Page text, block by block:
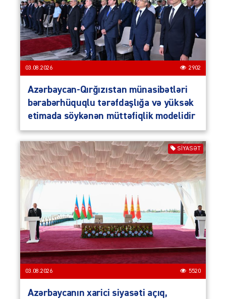
03.08.2026 2902
Azərbaycan-Qırğızıstan münasibətləri
bərabərhüquqlu tərəfdaşlığa və yüksək
etimada söykənən müttəfiqlik modelidir
SIYASƏT
03.08.2026 5520
Azərbaycanın xarici siyasəti açıq,